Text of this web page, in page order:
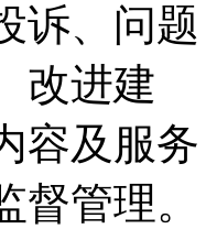
诉、问题
改进建
容及服务
督管理。